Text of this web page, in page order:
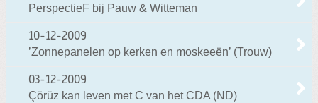
PerspectieF bij Pauw & Witteman
10-12-2009
’Zonnepanelen op kerken en moskeeën’ (Trouw)
03-12-2009
Çörüz kan leven met C van het CDA (ND)